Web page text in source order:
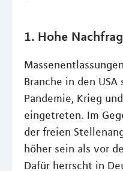
1. Hohe
Branche in den
Pandemie, Krieg
eingetreten. Im
der freien
höher sein als vor
Dafür herrscht in